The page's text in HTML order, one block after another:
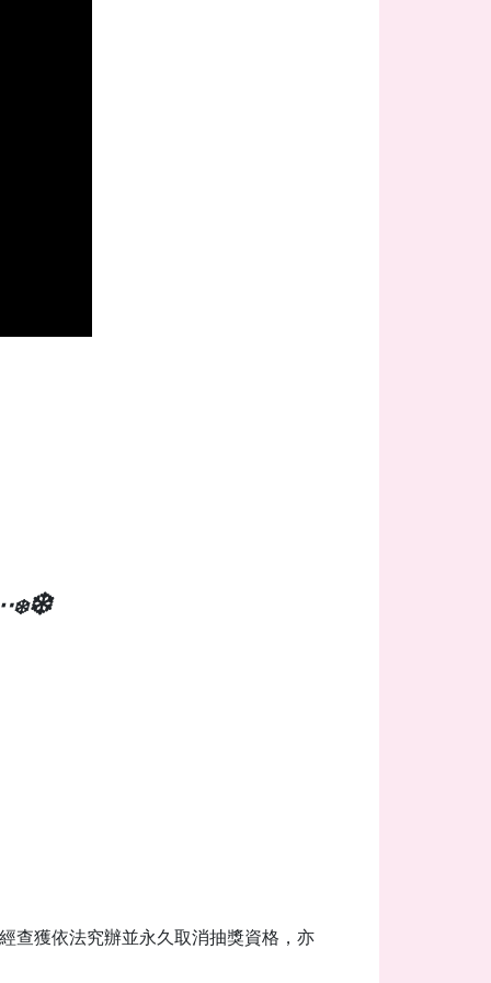
❄️❄️
查獲依法究辦並永久取消抽獎資格，亦